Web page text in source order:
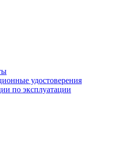
удостоверения
по эксплуатации